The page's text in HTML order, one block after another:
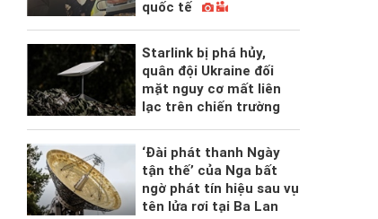
quốc tế
Starlink bị phá hủy,
quân đội Ukraine đối
mặt nguy cơ mất liên
lạc trên chiến trường
‘Đài phát thanh Ngày
tận thế’ của Nga bất
ngờ phát tín hiệu sau vụ
tên lửa rơi tại Ba Lan